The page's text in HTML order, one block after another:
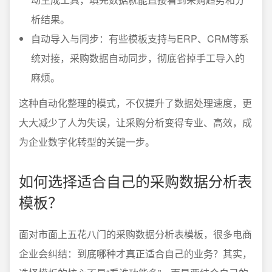
析结果。
自动导入与同步：有些模板支持与ERP、CRM等系
统对接，采购数据自动同步，彻底省掉手工导入的
麻烦。
这种自动化整理的模式，不仅提升了数据处理速度，更
大大减少了人为失误，让采购分析变得专业、高效，成
为企业数字化转型的关键一步。
如何选择适合自己的采购数据分析表
模板？
面对市面上五花八门的采购数据分析表模板，很多电商
企业会纠结：到底哪种才真正适合自己的业务？其实，